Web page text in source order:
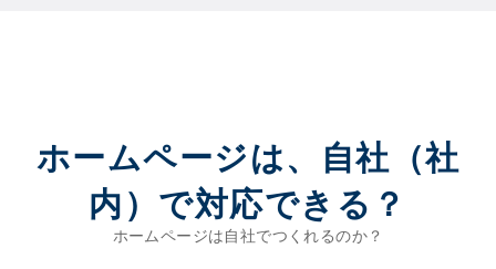
ホームページは、自社（社
内）で対応できる？